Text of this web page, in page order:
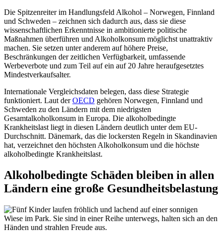
Die Spitzenreiter im Handlungsfeld Alkohol – Norwegen, Finnland
und Schweden – zeichnen sich dadurch aus, dass sie diese
wissenschaftlichen Erkenntnisse in ambitionierte politische
Maßnahmen überführen und Alkoholkonsum möglichst unattraktiv
machen. Sie setzen unter anderem auf höhere Preise,
Beschränkungen der zeitlichen Verfügbarkeit, umfassende
Werbeverbote und zum Teil auf ein auf 20 Jahre heraufgesetztes
Mindestverkaufsalter.
Internationale Vergleichsdaten belegen, dass diese Strategie
funktioniert. Laut derOECD gehören Norwegen, Finnland und
Schweden zu den Ländern mit dem niedrigsten
Gesamtalkoholkonsum in Europa. Die alkoholbedingte
Krankheitslast liegt in diesen Ländern deutlich unter dem EU-
Durchschnitt. Dänemark, das die lockersten Regeln in Skandinavien
hat, verzeichnet den höchsten Alkoholkonsum und die höchste
alkoholbedingte Krankheitslast.
Alkoholbedingte Schäden bleiben in allen
Ländern eine große Gesundheitsbelastung